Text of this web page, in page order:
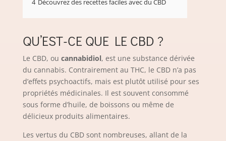
4 Découvrez des recettes faciles avec du CBD
QU’EST-CE QUE LE CBD ?
Le CBD, ou cannabidiol, est une substance dérivée
du cannabis. Contrairement au THC, le CBD n’a pas
d’effets psychoactifs, mais est plutôt utilisé pour ses
propriétés médicinales. Il est souvent consommé
sous forme d’huile, de boissons ou même de
délicieux produits alimentaires.
Les vertus du CBD sont nombreuses, allant de la